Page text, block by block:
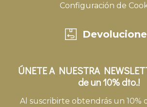
Configuración de
ÚNETE A NUESTRA
de un 10% dto.!
Al suscribirte obtendrás un 10%